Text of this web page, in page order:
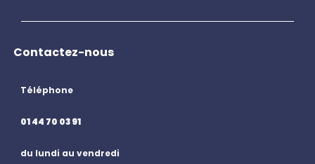
Contactez-nous
Téléphone
01 44 70 03 91
du lundi au vendredi